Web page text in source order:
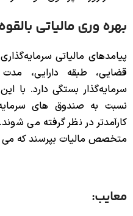
بهره وری مالیاتی
پیامدهای مالیاتی
قضایی، طبقه دارایی،
نسبت به صندوق های
کارآمدتر در نظر گرفته می
متخصص مالیات بپرسند که می
معایب: